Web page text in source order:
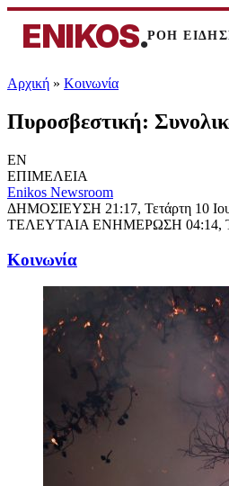
ENIKOS.ΡΟΗ
Αρχική » Κοινωνία
Πυροσβεστική:
EN
ΕΠΙΜΕΛΕΙΑ
Enikos Newsroom
ΔΗΜΟΣΙΕΥΣΗ 21:17, Τετάρτη 10
ΤΕΛΕΥΤΑΙΑ ΕΝΗΜΕΡΩΣΗ 04:14,
Κοινωνία